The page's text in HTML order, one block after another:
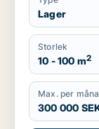
Lager
Storlek
10 - 100 m2
Max. per
300 000